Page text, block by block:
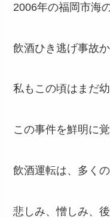
2006年の福岡市海
飲酒ひき逃げ事故
私もこの頃はまだ
この事件を鮮明に
飲酒運転は、多く
悲しみ、憎しみ、